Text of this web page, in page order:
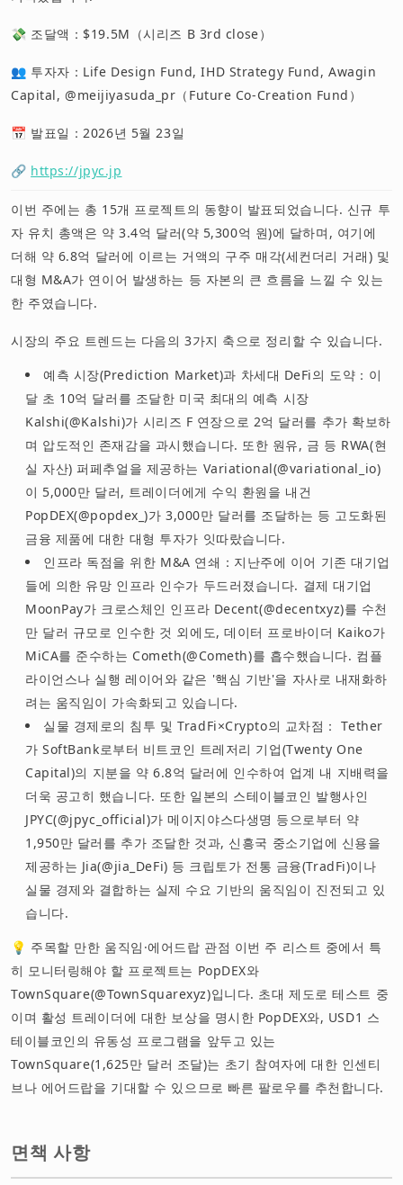
💸 조달액：$19.5M（시리즈 B 3rd close）
👥 투자자：Life Design Fund, IHD Strategy Fund, Awagin
Capital, @meijiyasuda_pr（Future Co-Creation Fund）
📅 발표일：2026년 5월 23일
🔗 https://jpyc.jp
이번 주에는 총 15개 프로젝트의 동향이 발표되었습니다. 신규 투
자 유치 총액은 약 3.4억 달러(약 5,300억 원)에 달하며, 여기에
더해 약 6.8억 달러에 이르는 거액의 구주 매각(세컨더리 거래) 및
대형 M&A가 연이어 발생하는 등 자본의 큰 흐름을 느낄 수 있는
한 주였습니다.
시장의 주요 트렌드는 다음의 3가지 축으로 정리할 수 있습니다.
예측 시장(Prediction Market)과 차세대 DeFi의 도약：이
달 초 10억 달러를 조달한 미국 최대의 예측 시장
Kalshi(@Kalshi)가 시리즈 F 연장으로 2억 달러를 추가 확보하
며 압도적인 존재감을 과시했습니다. 또한 원유, 금 등 RWA(현
실 자산) 퍼페추얼을 제공하는 Variational(@variational_io)
이 5,000만 달러, 트레이더에게 수익 환원을 내건
PopDEX(@popdex_)가 3,000만 달러를 조달하는 등 고도화된
금융 제품에 대한 대형 투자가 잇따랐습니다.
인프라 독점을 위한 M&A 연쇄：지난주에 이어 기존 대기업
들에 의한 유망 인프라 인수가 두드러졌습니다. 결제 대기업
MoonPay가 크로스체인 인프라 Decent(@decentxyz)를 수천
만 달러 규모로 인수한 것 외에도, 데이터 프로바이더 Kaiko가
MiCA를 준수하는 Cometh(@Cometh)를 흡수했습니다. 컴플
라이언스나 실행 레이어와 같은 '핵심 기반'을 자사로 내재화하
려는 움직임이 가속화되고 있습니다.
실물 경제로의 침투 및 TradFi×Crypto의 교차점： Tether
가 SoftBank로부터 비트코인 트레저리 기업(Twenty One
Capital)의 지분을 약 6.8억 달러에 인수하여 업계 내 지배력을
더욱 공고히 했습니다. 또한 일본의 스테이블코인 발행사인
JPYC(@jpyc_official)가 메이지야스다생명 등으로부터 약
1,950만 달러를 추가 조달한 것과, 신흥국 중소기업에 신용을
제공하는 Jia(@jia_DeFi) 등 크립토가 전통 금융(TradFi)이나
실물 경제와 결합하는 실제 수요 기반의 움직임이 진전되고 있
습니다.
💡 주목할 만한 움직임·에어드랍 관점 이번 주 리스트 중에서 특
히 모니터링해야 할 프로젝트는 PopDEX와
TownSquare(@TownSquarexyz)입니다. 초대 제도로 테스트 중
이며 활성 트레이더에 대한 보상을 명시한 PopDEX와, USD1 스
테이블코인의 유동성 프로그램을 앞두고 있는
TownSquare(1,625만 달러 조달)는 초기 참여자에 대한 인센티
브나 에어드랍을 기대할 수 있으므로 빠른 팔로우를 추천합니다.
면책 사항